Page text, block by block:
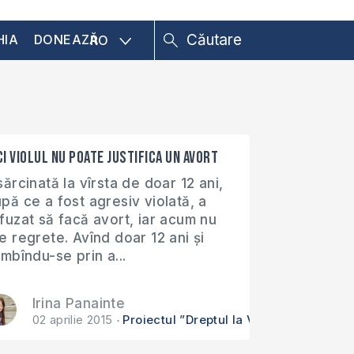
DONEAZĂRO
Nenăscut”
violul nu poate justifica un avort
la vîrsta de doar 12 ani,
ce a fost agresiv violată, a
să facă avort, iar acum nu
regrete. Avînd doar 12 ani și
se prin a...
Irina Panainte
02 aprilie 2015 Proiectul ”Dreptul la Viață a Copilului